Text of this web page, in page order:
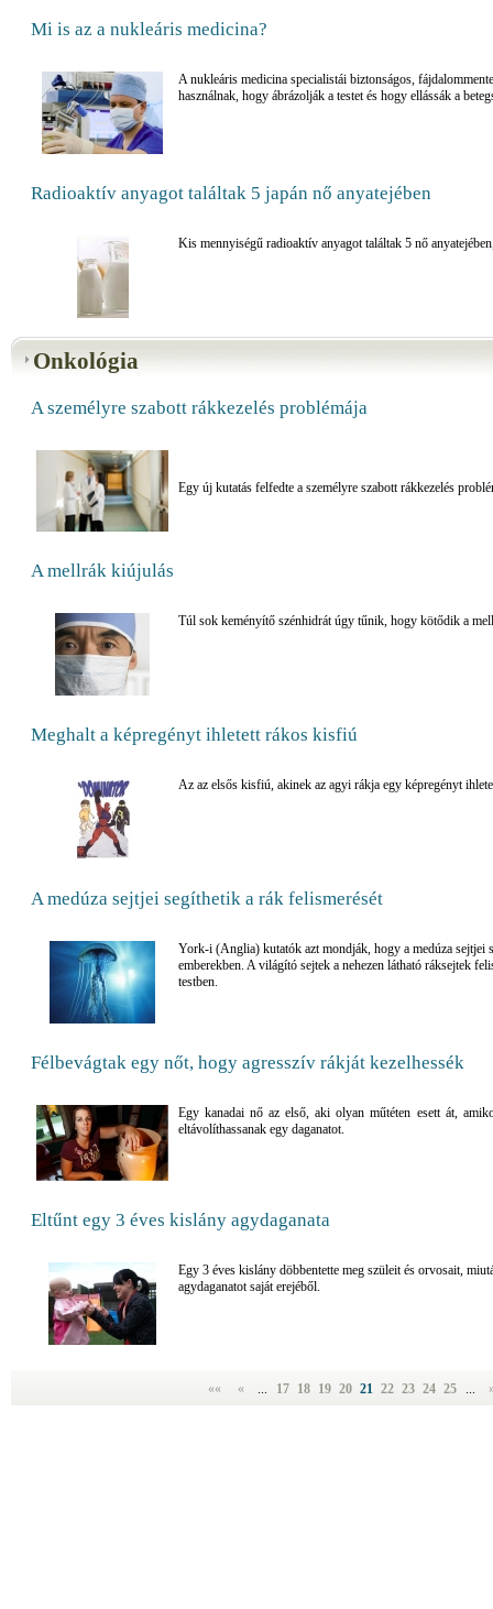
Mi is az a nukleáris medicina?
A nukleáris medicina specialistái biztonságos,
használnak, hogy ábrázolják a testet és hogy ellássák a
Radioaktív anyagot találtak 5 japán nő anyatejében
Kis mennyiségű radioaktív anyagot találtak 5 nő
Onkológia
A személyre szabott rákkezelés problémája
Egy új kutatás felfedte a személyre szabott rákkezelés
A mellrák kiújulás
Túl sok keményítő szénhidrát úgy tűnik, hogy kötődik a
Meghalt a képregényt ihletett rákos kisfiú
Az az elsős kisfiú, akinek az agyi rákja egy képregényt
A medúza sejtjei segíthetik a rák felismerését
York-i (Anglia) kutatók azt mondják, hogy a medúza sejtjei
emberekben. A világító sejtek a nehezen látható ráksejtek
testben.
Félbevágtak egy nőt, hogy agresszív rákját kezelhessék
Egy kanadai nő az első, aki olyan műtéten esett át,
eltávolíthassanak egy daganatot.
Eltűnt egy 3 éves kislány agydaganata
Egy 3 éves kislány döbbentette meg szüleit és orvosait,
agydaganatot saját erejéből.
«« « ... 17 18 19 20 21 22 23 24 25 ...